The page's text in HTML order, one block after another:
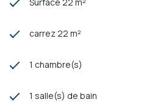
carrez 22 m²
1 chambre(s)
1 salle(s) de bain